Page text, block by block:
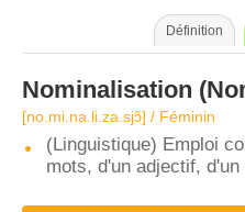
Définition
Nominalisation
[no.mi.na.li.za.sjɔ̃] / Féminin
(Linguistique) Emploi
mots, d'un adjectif,